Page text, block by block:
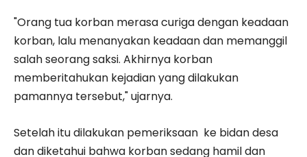
"Orang tua korban merasa curiga dengan keadaan
korban, lalu menanyakan keadaan dan memanggil
salah seorang saksi. Akhirnya korban
memberitahukan kejadian yang dilakukan
pamannya tersebut," ujarnya.
Setelah itu dilakukan pemeriksaan ke bidan desa
dan diketahui bahwa korban sedang hamil dan